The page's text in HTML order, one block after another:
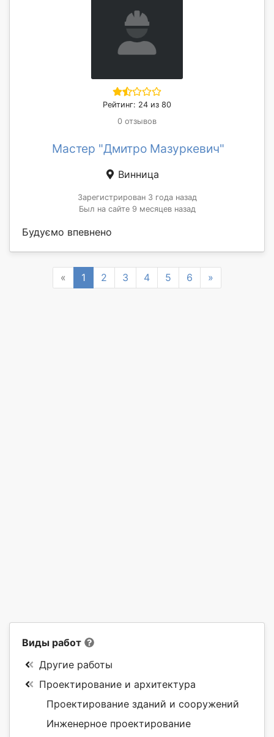
Рейтинг: 24 из 80
0 отзывов
Мастер "Дмитро Мазуркевич"
Винница
Зарегистрирован 3 года назад
Был на сайте 9 месяцев назад
Будуємо впевнено
« Previous
1 2 3 4 5 6 »
Виды работ
Другие работы
Проектирование и архитектура
Проектирование зданий и сооружений
Инженерное проектирование